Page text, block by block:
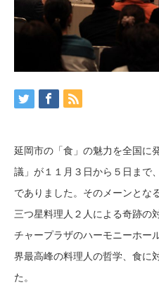
延岡市の「食」の魅力を全国に
議」が１１月３日から５日まで
でありました。そのメーンとな
三つ星料理人２人による奇跡の
チャープラザのハーモニーホー
界最高峰の料理人の哲学、食に
た。